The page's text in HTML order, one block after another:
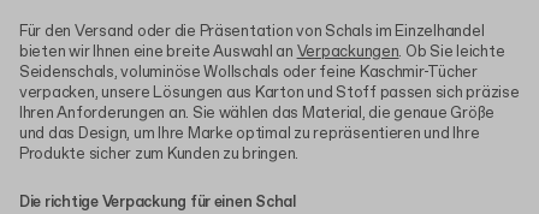
Für den Versand oder die Präsentation von Schals im Einzelhandel
bieten wir Ihnen eine breite Auswahl an Verpackungen. Ob Sie leichte
Seidenschals, voluminöse Wollschals oder feine Kaschmir-Tücher
verpacken, unsere Lösungen aus Karton und Stoff passen sich präzise
Ihren Anforderungen an. Sie wählen das Material, die genaue Größe
und das Design, um Ihre Marke optimal zu repräsentieren und Ihre
Produkte sicher zum Kunden zu bringen.
Die richtige Verpackung für einen Schal